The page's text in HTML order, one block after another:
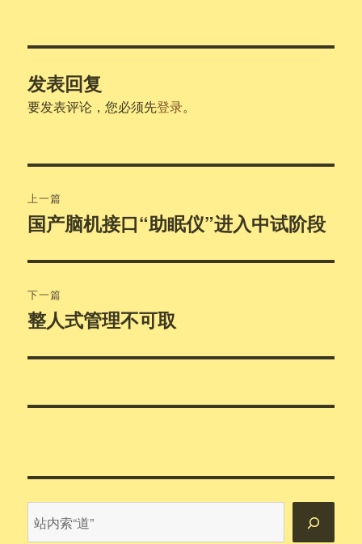
发表回复
要发表评论，您必须先登录。
章
航
上一篇
上
文
章：
国产脑机接口“助眠仪”进入中试阶段
下一篇
下
文
整人式管理不可取
内